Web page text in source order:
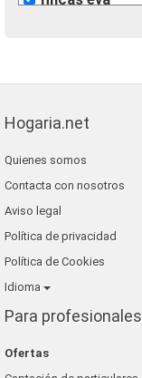
Hogaria.net
Quienes somos
Contacta con nosotros
Aviso legal
Política de privacidad
Política de Cookies
Idioma
Para profesionales
Ofertas